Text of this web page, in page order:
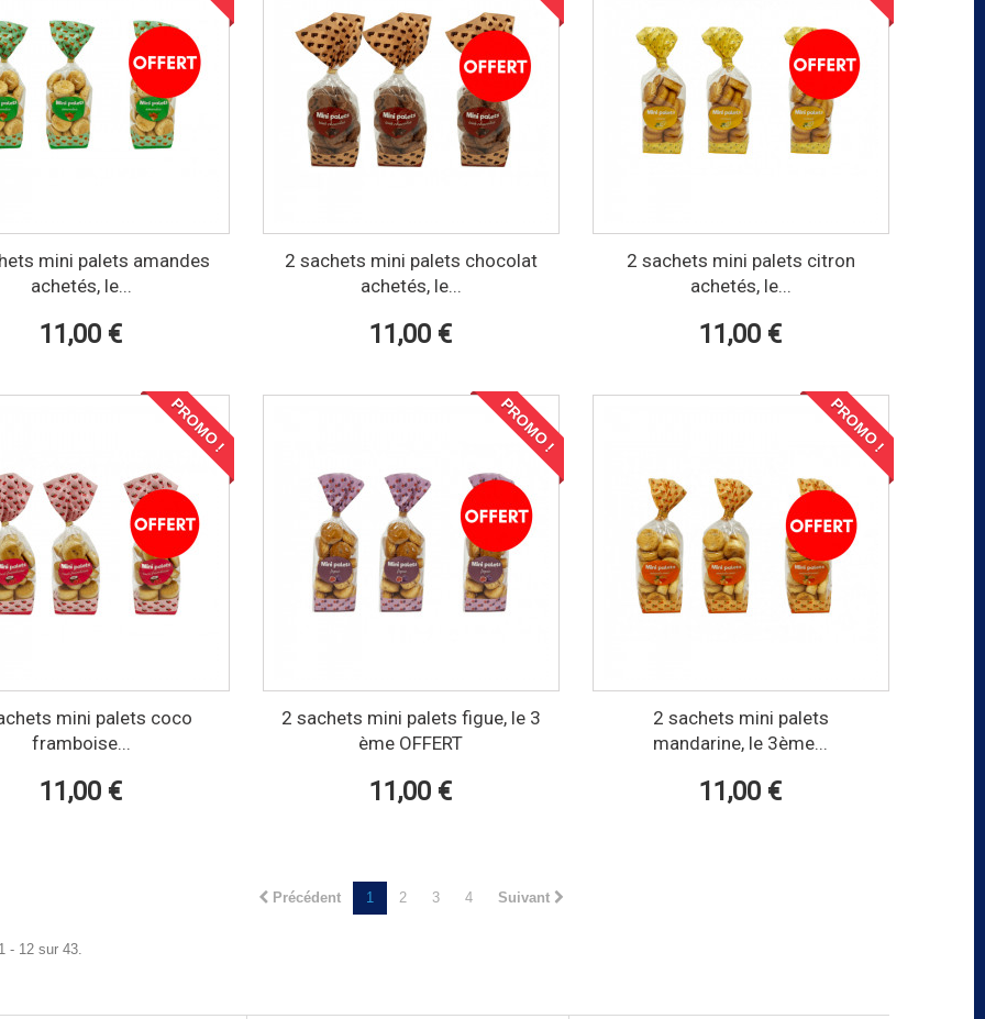
mini palets amandes
achetés, le...
11,00 €
2 sachets mini palets chocolat
achetés, le...
11,00 €
2 sachets mini palets citron
achetés, le...
11,00 €
PROMO !
mini palets coco
framboise...
11,00 €
PROMO !
2 sachets mini palets figue, le 3
ème OFFERT
11,00 €
PROMO !
2 sachets mini palets
mandarine, le 3ème...
11,00 €
Précédent 1 2 3 4 Suivant
- 12 sur 43.